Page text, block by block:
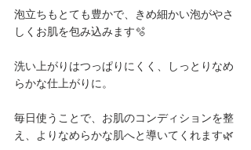
泡立ちもとても豊かで、きめ細かい泡がやさ
しくお肌を包み込みます🫧
洗い上がりはつっぱりにくく、しっとりなめ
らかな仕上がりに。
毎日使うことで、お肌のコンディションを整
え、よりなめらかな肌へと導いてくれます🌿